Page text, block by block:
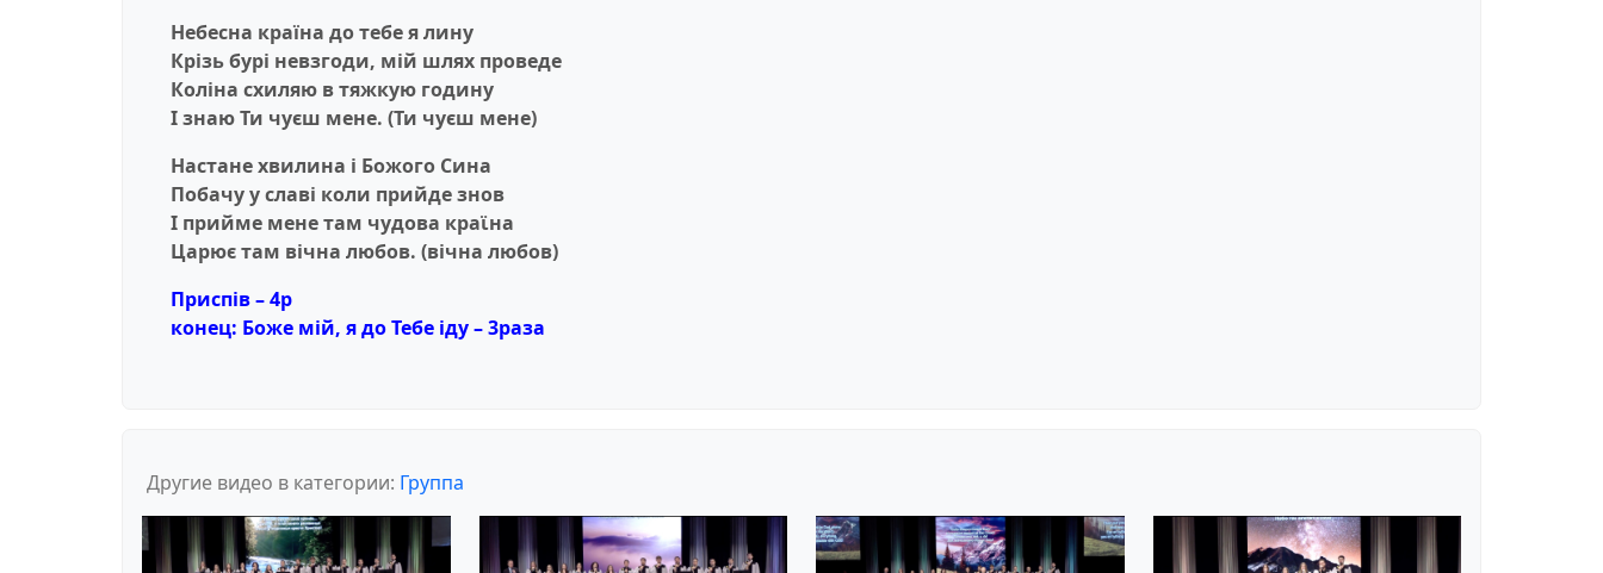
Небесна країна до тебе я лину
Крiзь бурi невзгоди, мiй шлях проведе
Колiна схиляю в тяжкую годину
I знаю Ти чуєш мене. (Ти чуєш мене)
Настане хвилина i Божого Сина
Побачу у славi коли прийде знов
I прийме мене там чудова краϊна
Царює там вiчна любов. (вiчна любов)
Приспів – 4р
конец: Боже мiй, я до Тебе iду – 3раза
Другие видео в категории: Группа